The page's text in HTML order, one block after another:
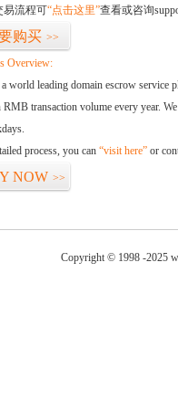
易流程可“点击这里”查看或咨询
购买 >>
Overview:
world leading domain escrow service
transaction volume every year.
process, you can “visit here” or
NOW >>
Copyright © 1998 -2025